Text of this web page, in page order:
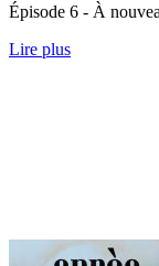
Épisode 6 - À
Lire plus